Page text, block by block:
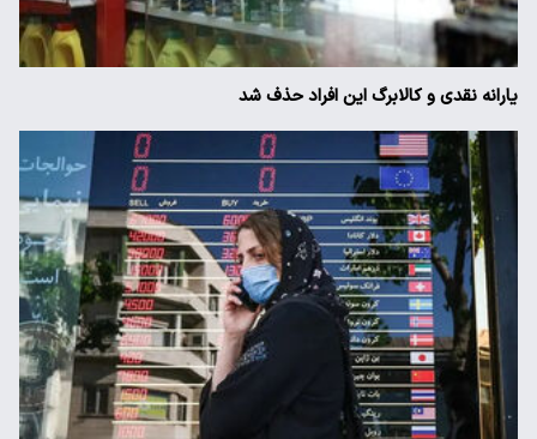
یارانه نقدی و کالابرگ این افراد حذف شد